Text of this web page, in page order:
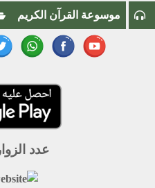
موسوعة القرآن الكريم
عدد